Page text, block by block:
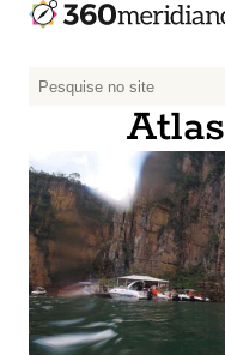
P
q
u
i
s
a
r
p